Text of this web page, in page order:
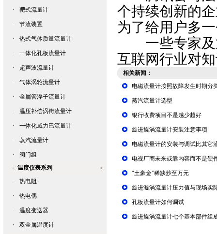
· 靶式流量计
· 节流装置
· 热式气体质量流量计
· 一体化孔板流量计
· 超声波流量计
· 气体涡轮流量计
· 金属管浮子流量计
· 温压补偿涡街流量计
· 一体化威力巴流量计
· 蒸汽流量计
·
阀门组
温度仪表系列
·
热电阻
· 热电偶
· 温度变送器
·
双金属温度计
个持续创新的
为了给用户多
一些专家及
互联网行业对
相关新闻：
电磁流量计按照故障发生时期分
蒸汽流量计选型
银行收费项目不是越少越好
旋进旋涡流量计安装注意事项
电磁流量计的安装与调试比其它
电视厂商未来或靠内容而不是硬
“土豪金”稀缺炒至万元
旋进漩涡流量计压力值与现场实
孔板流量计如何调试
旋进旋涡流量计七个基本部件组